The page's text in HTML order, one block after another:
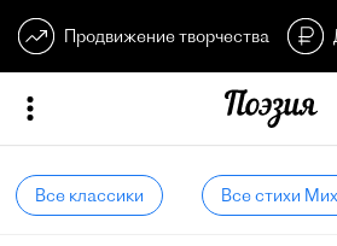
Продвижение творчества
Все классики Все стихи